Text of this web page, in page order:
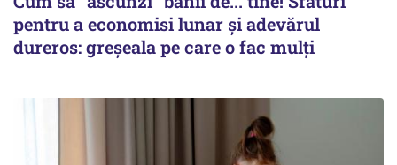
pentru a economisi lunar și adevărul
dureros: greșeala pe care o fac mulți